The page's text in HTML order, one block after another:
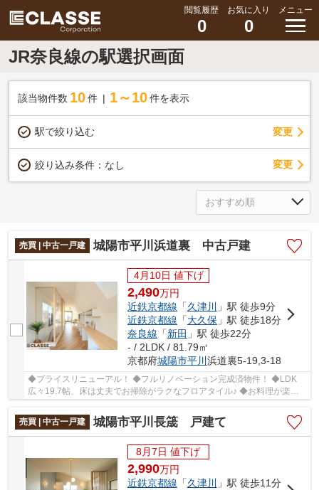
閲覧履歴
0
お気に入り
0
メニュー
JR奈良線の駅選択画面
該当物件数 10件 1～10 件を表示
駅で絞り込む 変更
絞り込み条件： なし 変更
売買 | 中古一戸建 城陽市平川浜道裏 中古戸建
4月10日 値下げ
2,490万円
近鉄京都線 「久津川
」駅 徒歩9分
近鉄京都線 「大久保」駅 徒歩18分
奈良線 「新田 」駅 徒歩22分
- / 2LDK / 81.79㎡
京都府城陽市平川 浜道裏5-19,3-18
◆プライスリニューアル！ ◆フルリノベーション完成済物件！ ◆LDK
広々19.7帖、床は丈夫でお掃除がラクなフロアタイル♪ ◆お料理が楽し
売買 | 中古一戸建
城陽市平川長筬 戸建て
8月7日 値下げ
2,990万円
近鉄京都線 「久津川
」駅 徒歩11分